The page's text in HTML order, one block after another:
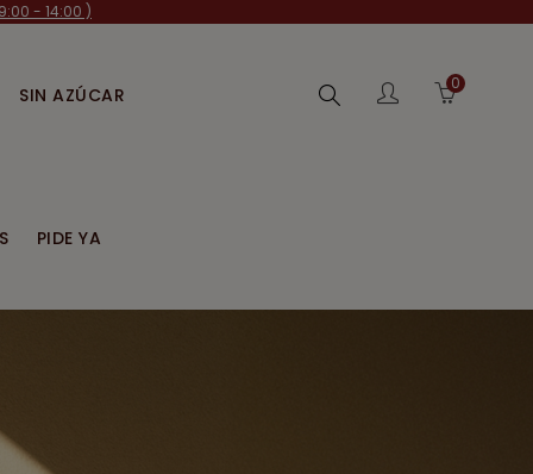
9:00 - 14:00 )
SIN AZÚCAR
PIDE YA
Buscar 0